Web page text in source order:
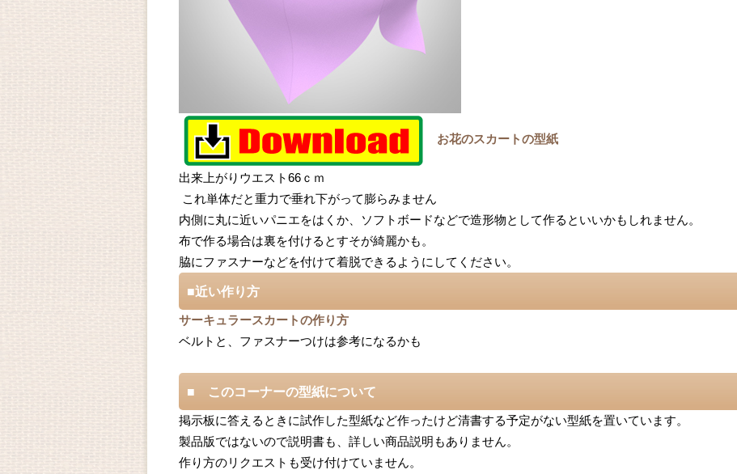
お花のスカートの型紙
出来上がりウエスト66ｃｍ
これ単体だと重力で垂れ下がって膨らみません
内側に丸に近いパニエをはくか、ソフトボードなどで造形物として作るといいかもしれません。
布で作る場合は裏を付けるとすそが綺麗かも。
脇にファスナーなどを付けて着脱できるようにしてください。
■近い作り方
サーキュラースカートの作り方
ベルトと、ファスナーつけは参考になるかも
■ このコーナーの型紙について
掲示板に答えるときに試作した型紙など作ったけど清書する予定がない型紙を置いています。
製品版ではないので説明書も、詳しい商品説明もありません。
作り方のリクエストも受け付けていません。